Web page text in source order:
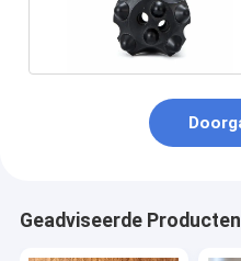
Geadviseerde Producten